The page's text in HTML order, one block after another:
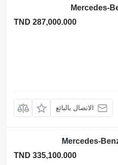
Mercedes-
TND 287,000.000
الاتصال بالبائع
Mercedes-
TND 335,100.000